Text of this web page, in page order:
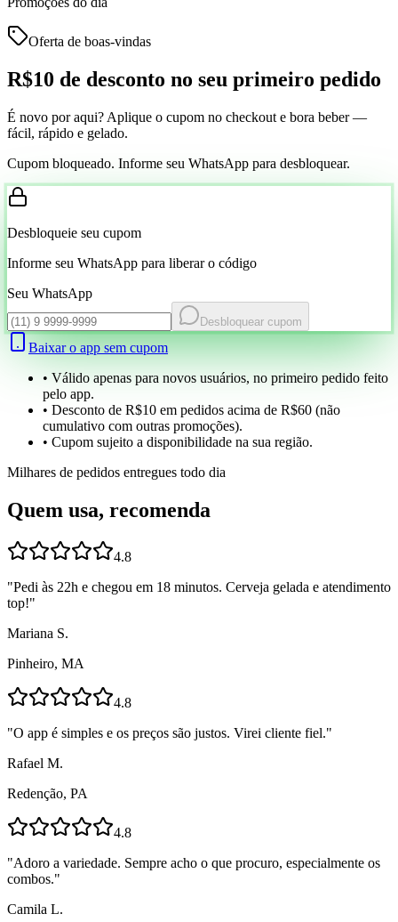
Oferta de boas-vindas
R$10 de desconto no seu primeiro pedido
É novo por aqui? Aplique o cupom no checkout e bora beber —
fácil, rápido e gelado.
Cupom bloqueado. Informe seu WhatsApp para desbloquear.
Desbloqueie seu cupom
Informe seu WhatsApp para liberar o código
Seu WhatsApp
Desbloquear cupom
Baixar o app sem cupom
• Válido apenas para novos usuários, no primeiro pedido feito
pelo app.
• Desconto de R$10 em pedidos acima de R$60 (não
cumulativo com outras promoções).
• Cupom sujeito a disponibilidade na sua região.
Milhares de pedidos entregues todo dia
Quem usa, recomenda
4.8
"Pedi às 22h e chegou em 18 minutos. Cerveja gelada e atendimento
top!"
Mariana S.
Pinheiro, MA
4.8
"O app é simples e os preços são justos. Virei cliente fiel."
Rafael M.
Redenção, PA
4.8
"Adoro a variedade. Sempre acho o que procuro, especialmente os
combos."
Camila L.